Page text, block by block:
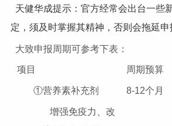
天健华成提示：官方经常会出台一些
定，须及时掌握其精神，否则会拖延申
大致申报周期可参考下表：
项目 周期预算
①营养素补充剂 8-12个月
增强免疫力、改